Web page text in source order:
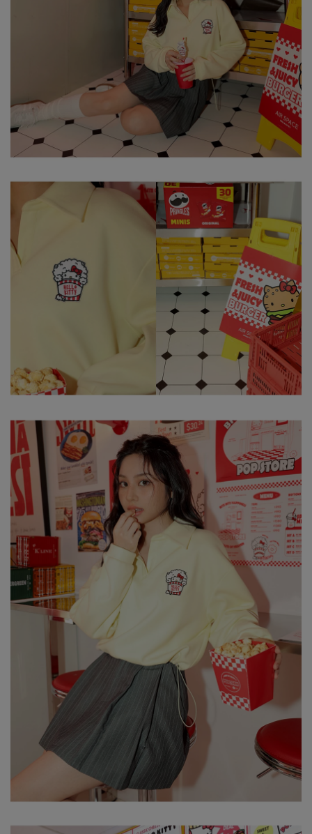
※ 顏色請參考單品圖片較為接近，但因圖檔顏色會因個人電腦螢幕
設定差異略有不同，請以實際商品顏色為準。
※ 請將深色衣物與淺色衣物分開洗滌。